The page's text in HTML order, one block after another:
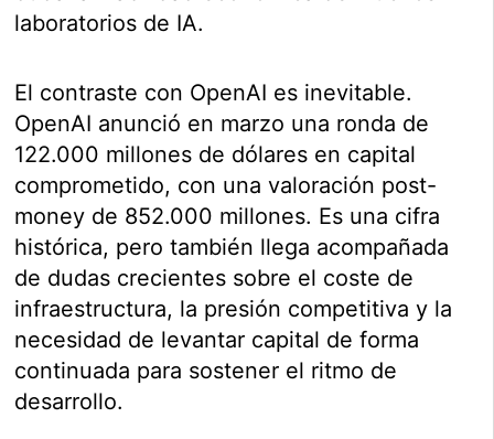
laboratorios de IA.
El contraste con OpenAI es inevitable.
OpenAI anunció en marzo una ronda de
122.000 millones de dólares en capital
comprometido, con una valoración post-
money de 852.000 millones. Es una cifra
histórica, pero también llega acompañada
de dudas crecientes sobre el coste de
infraestructura, la presión competitiva y la
necesidad de levantar capital de forma
continuada para sostener el ritmo de
desarrollo.